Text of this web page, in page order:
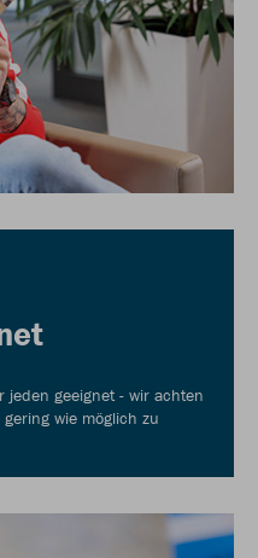
geeignet - wir achten
wie möglich zu